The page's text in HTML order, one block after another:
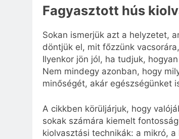
Fagyasztott hús
Sokan ismerjük azt a helyzetet,
döntjük el, mit főzzünk
Ilyenkor jön jól, ha tudjuk,
Nem mindegy azonban, hogy
minőségét, akár egészségünket
A cikkben körüljárjuk, hogy
sokak számára kiemelt
kiolvasztási technikák: a mikró,